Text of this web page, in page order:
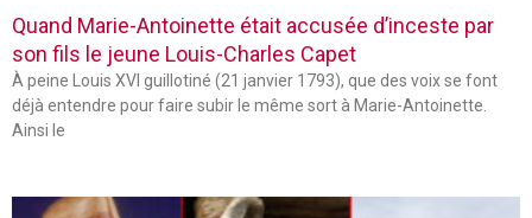
Quand Marie-Antoinette était accusée d’inceste par
son fils le jeune Louis-Charles Capet
À peine Louis XVI guillotiné (21 janvier 1793), que des voix se font
déjà entendre pour faire subir le même sort à Marie-Antoinette.
Ainsi le